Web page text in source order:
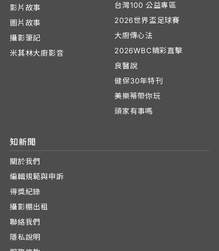
影片故事
圖片故事
攝影筆記
米其林大廚影音
台灣100 公益專區
2026世界盃足球賽
大廚傳心法
2026WBC精彩直擊
良醫說
健保30年特刊
美樂蒂帶你玩
頭家有事嗎
知新聞
關於我們
編輯規範與申訴
得獎紀錄
攝影棚出租
聯絡我們
隱私說明